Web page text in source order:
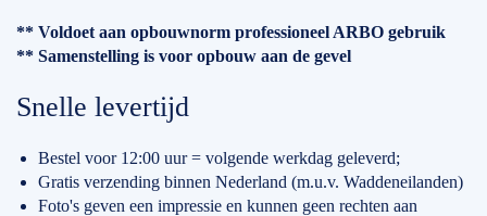
** Voldoet aan opbouwnorm professioneel ARBO gebruik
** Samenstelling is voor opbouw aan de gevel
Snelle levertijd
Bestel voor 12:00 uur = volgende werkdag geleverd;
Gratis verzending binnen Nederland (m.u.v. Waddeneilanden)
Foto's geven een impressie en kunnen geen rechten aan